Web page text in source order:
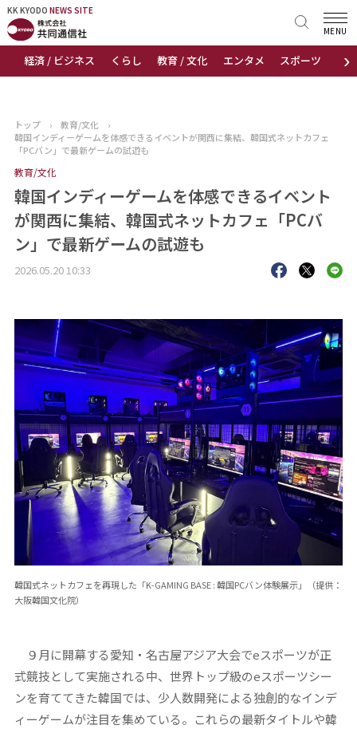
KK KYODO NEWS SITE
›
経済 / ビジネス くらし 教育 / 文化 エンタメ スポーツ 地域
MENU
KK KYODONEWS SITE
トップページ
ニュース
おすすめコンテンツ
出版物
会社概要
トップ › 教育/文化
›
韓国インディーゲームを体感できるイベントが関西に集結、韓国式ネットカフェ
「PCバン」で最新ゲームの試遊も
教育/文化
韓国インディーゲームを体感できるイベント
が関西に集結、韓国式ネットカフェ「PCバ
ン」で最新ゲームの試遊も
2026.05.20 10:33
韓国式ネットカフェを再現した「K-GAMING BASE : 韓国PCバン体験展示」（提供：
大阪韓国文化院）
９月に開幕する愛知・名古屋アジア大会でeスポーツが正
式競技として実施される中、世界トップ級のeスポーツシー
ンを育ててきた韓国では、少人数開発による独創的なインデ
ィーゲームが注目を集めている。これらの最新タイトルや韓